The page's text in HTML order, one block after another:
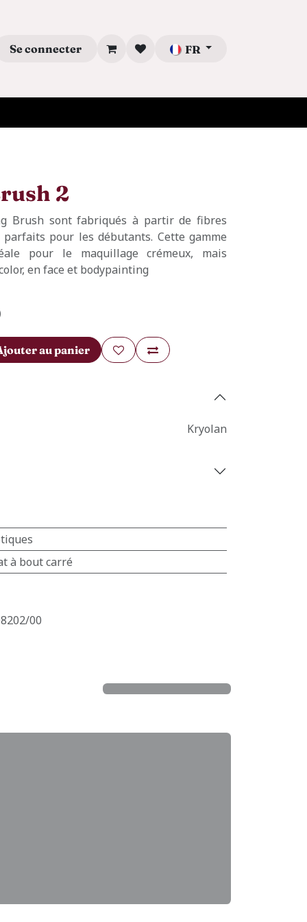
Se connecter FR
2
Brush sont fabriqués à partir de fibres
pour les débutants. Cette gamme
pour le maquillage crémeux, mais
en face et bodypainting
au panier
Kryolan
à bout carré
00